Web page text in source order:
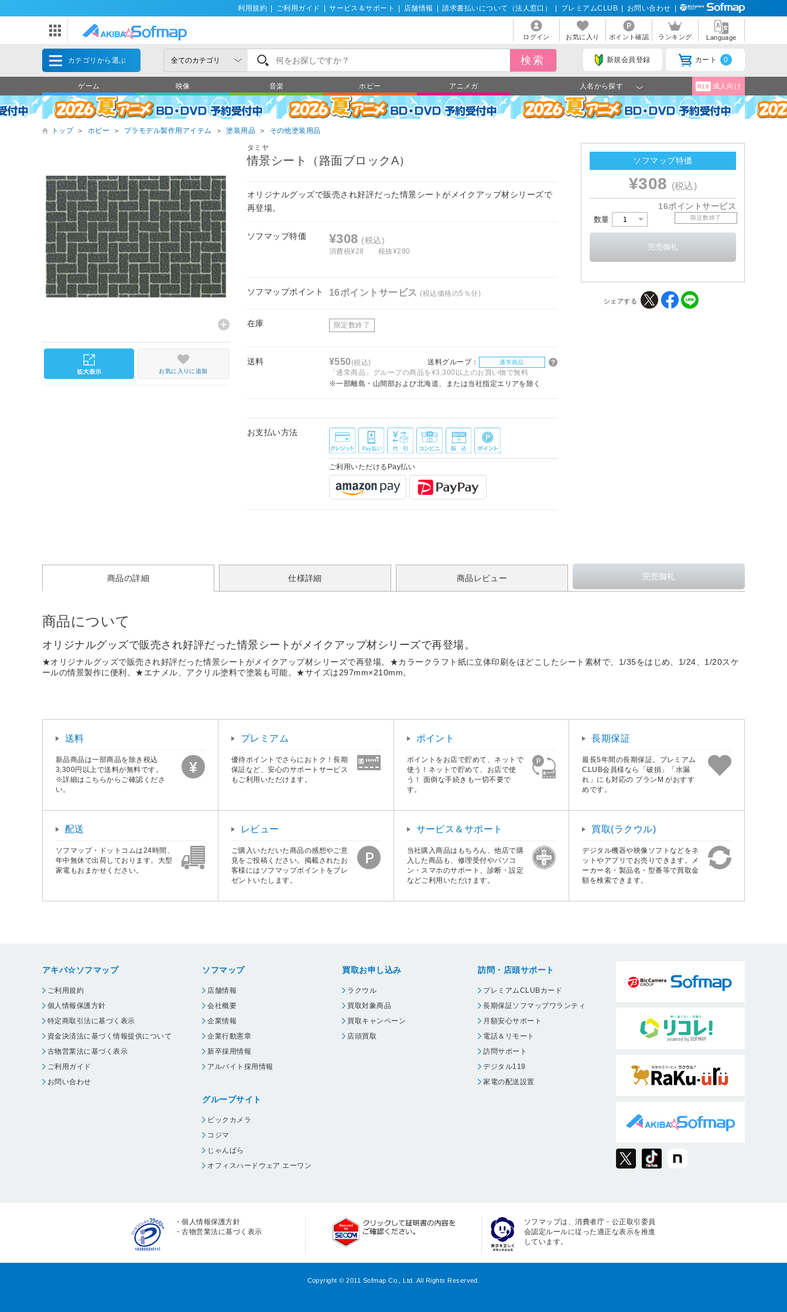
利用規約 ご利用ガイド サービス＆サポート 店舗情報 請求書払いについて（法人窓口） プレミアムCLUB お問い合わせ
ログイン お気に入り ポイント確認 ランキング Language
カテゴリから選ぶ 新規会員登録 カート 0
ゲーム 映像 音楽 ホビー アニメガ 人名から探す R18 成人向け
トップ ＞ ホビー ＞ プラモデル製作用アイテム ＞ 塗装用品 ＞ その他塗装用品
タミヤ
情景シート（路面ブロックA）
オリジナルグッズで販売され好評だった情景シートがメイクアップ材シリーズで
再登場。
ソフマップ特価 ¥308 (税込)
消費税¥28 税抜¥280
ソフマップポイント 16ポイントサービス(税込価格の5％分)
在庫 限定数終了
送料 ¥550(税込) 送料グループ： 通常商品
「通常商品」グループの商品を¥3,300以上のお買い物で無料
※一部離島・山間部および北海道、または当社指定エリアを除く
お支払い方法
ご利用いただけるPay払い
お気に入りに追加
ソフマップ特価
¥308 (税込)
16ポイントサービス
数量 限定数終了
シェアする
商品の詳細 仕様詳細 商品レビュー
商品について
オリジナルグッズで販売され好評だった情景シートがメイクアップ材シリーズで再登場。
★オリジナルグッズで販売され好評だった情景シートがメイクアップ材シリーズで再登場。★カラークラフト紙に立体印刷をほどこしたシート素材で、1/35をはじめ、1/24、1/20スケ
ールの情景製作に便利。★エナメル、アクリル塗料で塗装も可能。★サイズは297mm×210mm。
送料
新品商品は一部商品を除き税込
3,300円以上で送料が無料です。
※詳細はこちらからご確認くださ
い。
プレミアム
優待ポイントでさらにおトク！長期
保証など、安心のサポートサービス
もご利用いただけます。
ポイント
ポイントをお店で貯めて、ネットで
使う！ネットで貯めて、お店で使
う！ 面倒な手続きも一切不要で
す。
長期保証
最長5年間の長期保証。プレミアム
CLUB会員様なら「破損」「水漏
れ」にも対応の プランM がおすす
めです。
配送
ソフマップ・ドットコムは24時間、
年中無休で出荷しております。大型
家電もおまかせください。
レビュー
ご購入いただいた商品の感想やご意
見をご投稿ください。掲載されたお
客様にはソフマップポイントをプレ
ゼントいたします。
サービス＆サポート
当社購入商品はもちろん、他店で購
入した商品も、修理受付やパソコ
ン・スマホのサポート、診断・設定
などご利用いただけます。
買取(ラクウル)
デジタル機器や映像ソフトなどをネ
ットやアプリでお売りできます。メ
ーカー名・製品名・型番等で買取金
額を検索できます。
アキバ☆ソフマップ
ご利用規約
個人情報保護方針
特定商取引法に基づく表示
資金決済法に基づく情報提供について
古物営業法に基づく表示
ご利用ガイド
お問い合わせ
ソフマップ
店舗情報
会社概要
企業情報
企業行動憲章
新卒採用情報
アルバイト採用情報
グループサイト
ビックカメラ
コジマ
じゃんぱら
オフィスハードウェア エーワン
買取お申し込み
ラクウル
買取対象商品
買取キャンペーン
店頭買取
訪問・店頭サポート
プレミアムCLUBカード
長期保証ソフマップワランティ
月額安心サポート
電話＆リモート
訪問サポート
デジタル119
家電の配送設置
・個人情報保護方針
・古物営業法に基づく表示
ソフマップは、消費者庁・公正取引委員
会認定ルールに従った適正な表示を推進
しています。
Copyright © 2011 Sofmap Co., Ltd. All Rights Reserved.